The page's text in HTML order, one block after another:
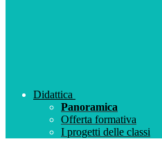
Didattica
Panoramica
Offerta formativa
I progetti delle classi